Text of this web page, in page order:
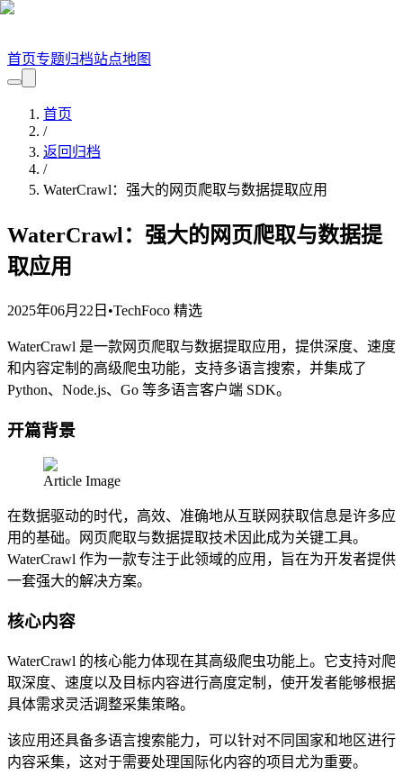
首页专题归档站点地图
首页
/
返回归档
/
WaterCrawl：强大的网页爬取与数据提取应用
WaterCrawl：强大的网页爬取与数据提
取应用
2025年06月22日 •TechFoco 精选
WaterCrawl 是一款网页爬取与数据提取应用，提供深度、速度
和内容定制的高级爬虫功能，支持多语言搜索，并集成了
Python、Node.js、Go 等多语言客户端 SDK。
开篇背景
Article Image
在数据驱动的时代，高效、准确地从互联网获取信息是许多应
用的基础。网页爬取与数据提取技术因此成为关键工具。
WaterCrawl 作为一款专注于此领域的应用，旨在为开发者提供
一套强大的解决方案。
核心内容
WaterCrawl 的核心能力体现在其高级爬虫功能上。它支持对爬
取深度、速度以及目标内容进行高度定制，使开发者能够根据
具体需求灵活调整采集策略。
该应用还具备多语言搜索能力，可以针对不同国家和地区进行
内容采集，这对于需要处理国际化内容的项目尤为重要。